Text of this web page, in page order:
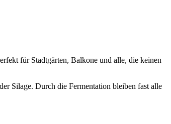
für Stadtgärten, Balkone und alle, die keinen
Silage. Durch die Fermentation bleiben fast alle